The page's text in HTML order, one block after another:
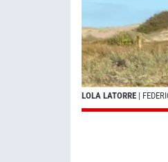
LOLA LATORRE |